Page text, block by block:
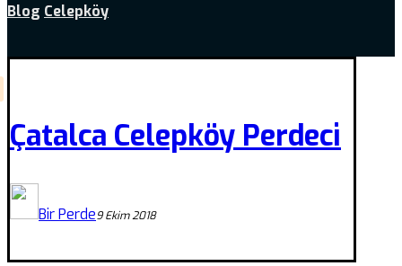
Blog Celepköy
Çatalca Celepköy Perdeci
Bir Perde9 Ekim 2018